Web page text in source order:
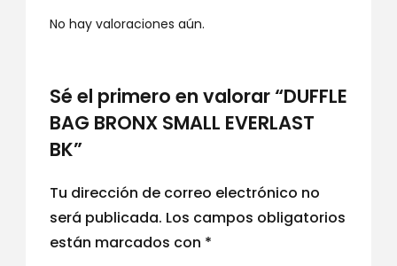
No hay valoraciones aún.
Sé el primero en valorar “DUFFLE
BAG BRONX SMALL EVERLAST
BK”
Tu dirección de correo electrónico no
será publicada. Los campos obligatorios
están marcados con *